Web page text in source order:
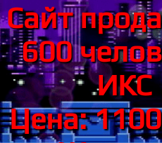
Сайт
600
ИКС
Цена: